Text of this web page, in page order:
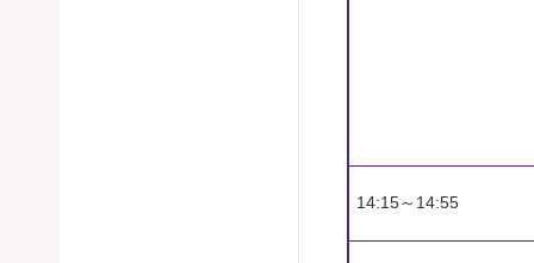
14:15～14:55